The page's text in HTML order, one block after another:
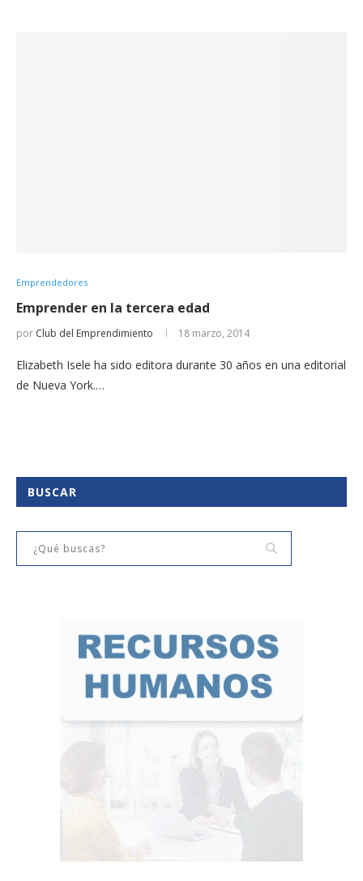
Emprendedores
Emprender en la tercera edad
por Club del Emprendimiento 18 marzo, 2014
Elizabeth Isele ha sido editora durante 30 años en una editorial
de Nueva York.…
BUSCAR